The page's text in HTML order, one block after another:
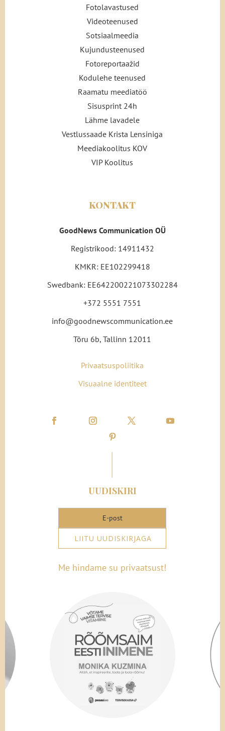
Fotolavastused
Videoteenused
Sotsiaalmeedia
Kujundusteenused
Fotoreportaažid
Kodulehe teenused
Raamatu meediatöö
Sisusprint 24h
Lähme lavadele
Vestlussaade Krista Lensiniga
Meediakoolitus KOV
VIP Koolitus
UUDISKIRI
LIITU UUDISKIRJAGA
Me hindame su privaatsust!
KONTAKT
GoodNews Communication OÜ
Registrikood: 14911432
KMKR: EE102299418
Swedbank: EE642200221073302284
+372 5551 7551
info@goodnewscommunication.ee
Tõru 6b, Tallinn 12011
Privaatsuspoliitika
Visuaalne identiteet